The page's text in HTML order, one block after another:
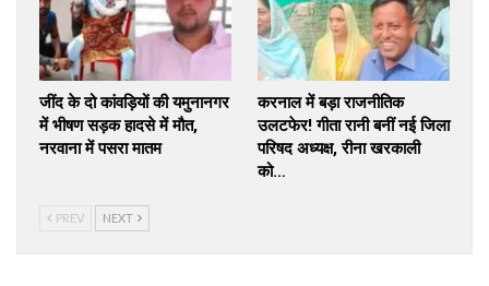
जींद के दो कांवड़ियों की यमुनानगर
में भीषण सड़क हादसे में मौत,
नरवाना में पसरा मातम
करनाल में बड़ा राजनीतिक
उलटफेर! गीता रानी बनीं नई जिला
परिषद अध्यक्ष, रीना खरकाली
को…
PREV NEXT